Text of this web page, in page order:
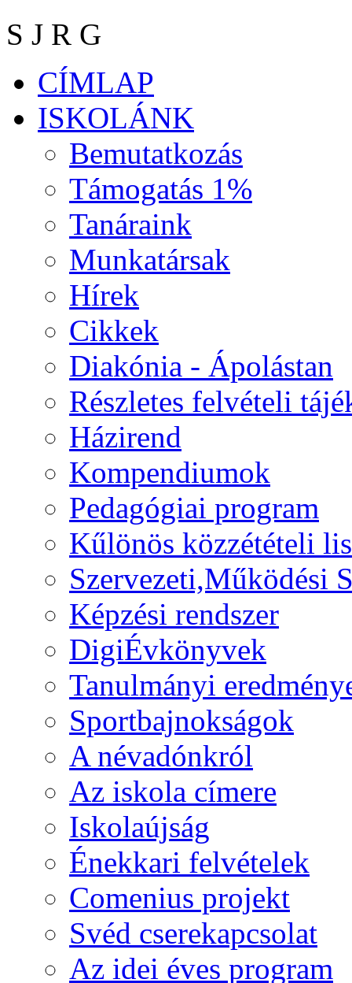
S J R G
CÍMLAP
ISKOLÁNK
Bemutatkozás
Támogatás 1%
Tanáraink
Munkatársak
Hírek
Cikkek
Diakónia - Ápolástan
Részletes felvételi
Házirend
Kompendiumok
Pedagógiai program
Kűlönös közzétételi
Szervezeti,Működési
Képzési rendszer
DigiÉvkönyvek
Tanulmányi
Sportbajnokságok
A névadónkról
Az iskola címere
Iskolaújság
Énekkari felvételek
Comenius projekt
Svéd cserekapcsolat
Az idei éves program